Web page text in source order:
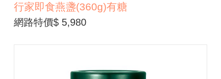
行家即食燕盞(360g)有糖
網路特價$ 5,980